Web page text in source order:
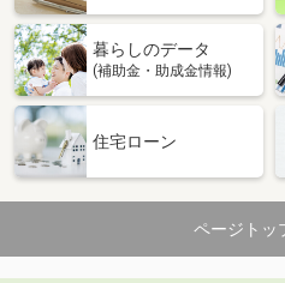
暮らしのデータ
(補助金・助成金情報)
住宅ローン
ページトッ